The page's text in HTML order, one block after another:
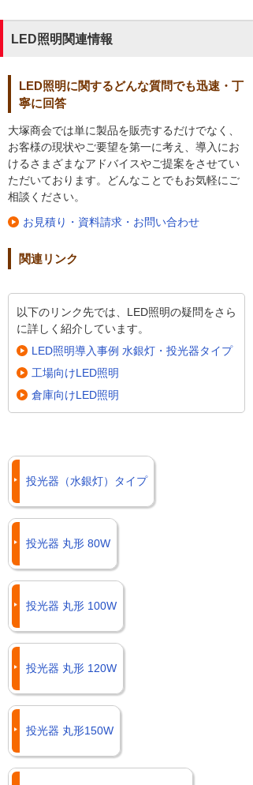
LED照明関連情報
LED照明に関するどんな質問でも迅速・丁
寧に回答
大塚商会では単に製品を販売するだけでなく、
お客様の現状やご要望を第一に考え、導入にお
けるさまざまなアドバイスやご提案をさせてい
ただいております。どんなことでもお気軽にご
相談ください。
お見積り・資料請求・お問い合わせ
関連リンク
以下のリンク先では、LED照明の疑問をさら
に詳しく紹介しています。
LED照明導入事例 水銀灯・投光器タイプ
工場向けLED照明
倉庫向けLED照明
投光器（水銀灯）タイプ
投光器 丸形 80W
投光器 丸形 100W
投光器 丸形 120W
投光器 丸形150W